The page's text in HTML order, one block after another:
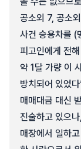
공소외 7, 공소
사건 승용차를 (
피고인에게 전
약 1달 가량 이
방치되어 있었
매매대금 대신
진술하고 있으
매장에서 일하